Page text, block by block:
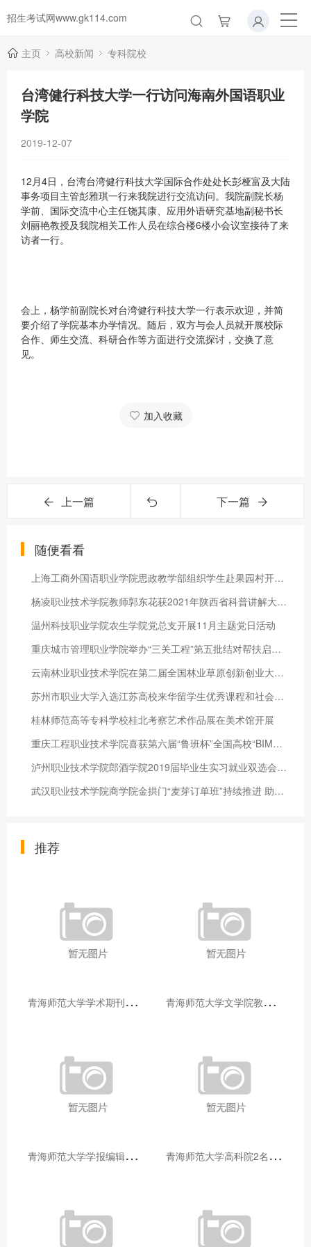
招生考试网www.gk114.com
主页 高校新闻 专科院校
台湾健行科技大学一行访问海南外国语职业
学院
2019-12-07
12月4日，台湾台湾健行科技大学国际合作处处长彭桠富及大陆
事务项目主管彭雅琪一行来我院进行交流访问。我院副院长杨
学前、国际交流中心主任饶其康、应用外语研究基地副秘书长
刘丽艳教授及我院相关工作人员在综合楼6楼小会议室接待了来
访者一行。
会上，杨学前副院长对台湾健行科技大学一行表示欢迎，并简
要介绍了学院基本办学情况。随后，双方与会人员就开展校际
合作、师生交流、科研合作等方面进行交流探讨，交换了意
见。
加入收藏
上一篇 下一篇
随便看看
上海工商外国语职业学院思政教学部组织学生赴果园村开展实践教学
杨凌职业技术学院教师郭东花获2021年陕西省科普讲解大赛二等奖
温州科技职业学院农生学院党总支开展11月主题党日活动
重庆城市管理职业学院举办“三关工程”第五批结对帮扶启动仪式
云南林业职业技术学院在第二届全国林业草原创新创业大赛半决赛上
苏州市职业大学入选江苏高校来华留学生优秀课程和社会实践活动基地
桂林师范高等专科学校桂北考察艺术作品展在美术馆开展
重庆工程职业技术学院喜获第六届“鲁班杯”全国高校“BIM毕业设计大赛”建模赛项一等奖、二等奖
泸州职业技术学院郎酒学院2019届毕业生实习就业双选会圆满结束
武汉职业技术学院商学院金拱门“麦芽订单班”持续推进 助力学生扬帆起航
推荐
青
海师范大学学术期刊两个专栏入选2025年青海省期刊重点专栏 青
海师范大学文学院教师赴山东省相关高校和学术机构交流学习
青
海师范大学学报编辑部赴大通县城关镇上毛佰胜村开展帮扶慰问活动 青
海师范大学高科院2名专家当选中国科学院院士